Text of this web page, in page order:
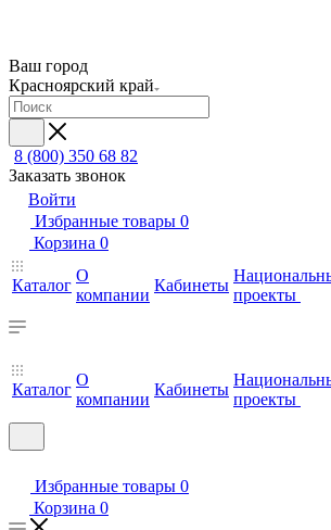
Ваш город
Красноярский край
8 (800) 350 68 82
Заказать звонок
Войти
Избранные товары 0
Корзина 0
Каталог
О
компании
Кабинеты
проекты
Каталог
О
компании
Кабинеты
проекты
Избранные товары 0
Корзина 0